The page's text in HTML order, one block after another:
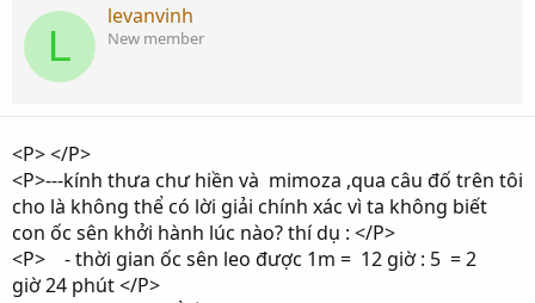
L
levanvinh
New member
<P> </P>
<P>---kính thưa chư hiền và mimoza ,qua câu đố trên tôi
cho là không thể có lời giải chính xác vì ta không biết
con ốc sên khởi hành lúc nào? thí dụ : </P>
<P> - thời gian ốc sên leo được 1m = 12 giờ : 5 = 2
giờ 24 phút </P>